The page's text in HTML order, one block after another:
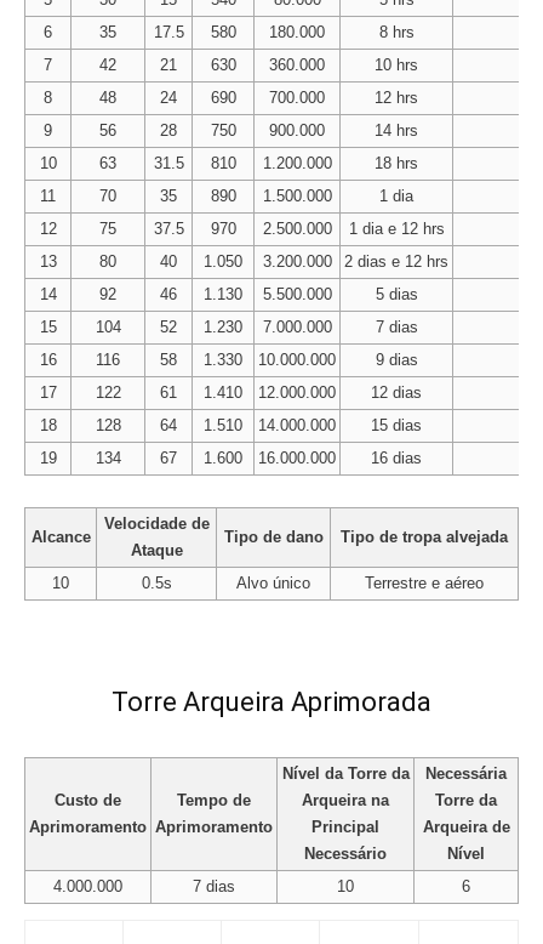
6
35 17.5 580 180.000 8 hrs
7
42 21 630 360.000 10 hrs
8
48 24 690 700.000 12 hrs
9
56 28 750 900.000 14 hrs
10
63 31.5 810 1.200.000 18 hrs
11
70 35 890 1.500.000 1 dia
12
75 37.5 970 2.500.000 1 dia e 12 hrs
13
80 40 1.050 3.200.000 2 dias e 12 hrs
14
92 46 1.130 5.500.000 5 dias
15
104 52 1.230 7.000.000 7 dias
16
116 58 1.330 10.000.000 9 dias
17
122 61 1.410 12.000.000 12 dias
18
128 64 1.510 14.000.000 15 dias
19
134 67 1.600 16.000.000 16 dias
Alcance
Velocidade de
Ataque
Tipo de dano Tipo de tropa alvejada
10 0.5s Alvo único Terrestre e aéreo
Torre Arqueira Aprimorada
Custo de
Aprimoramento
Tempo de
Aprimoramento
Nível da Torre da
Arqueira na
Principal
Necessário
Necessária
Torre da
Arqueira de
Nível
4.000.000
7 dias 10 6